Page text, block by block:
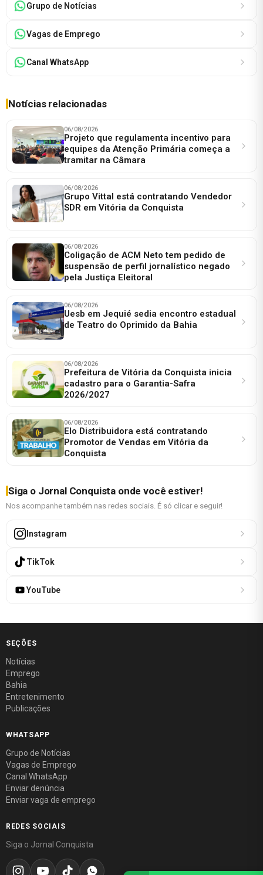
Grupo de Notícias
Vagas de Emprego
Canal WhatsApp
Notícias relacionadas
06/08/2026
Projeto que regulamenta incentivo para
equipes da Atenção Primária começa a
tramitar na Câmara
06/08/2026
Grupo Vittal está contratando Vendedor
SDR em Vitória da Conquista
06/08/2026
Coligação de ACM Neto tem pedido de
suspensão de perfil jornalístico negado
pela Justiça Eleitoral
06/08/2026
Uesb em Jequié sedia encontro estadual
de Teatro do Oprimido da Bahia
06/08/2026
Prefeitura de Vitória da Conquista inicia
cadastro para o Garantia-Safra
2026/2027
06/08/2026
Elo Distribuidora está contratando
Promotor de Vendas em Vitória da
Conquista
Siga o Jornal Conquista onde você estiver!
Nos acompanhe também nas redes sociais. É só clicar e seguir!
Instagram
TikTok
YouTube
SEÇÕES
Notícias
Emprego
Bahia
Entretenimento
Publicações
WHATSAPP
Grupo de Notícias
Vagas de Emprego
Canal WhatsApp
Enviar denúncia
Enviar vaga de emprego
REDES SOCIAIS
Siga o Jornal Conquista